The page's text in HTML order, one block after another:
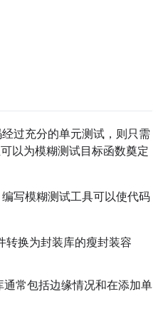
过充分的单元测试，则只需
以为模糊测试目标函数奠定
写模糊测试工具可以使代码
转换为封装库的瘦封装容
通常包括边缘情况和在添加单